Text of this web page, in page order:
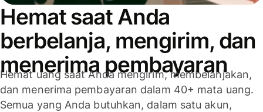
Hemat saat Anda
berbelanja, mengirim, dan
menerima pembayaran
Hemat uang saat Anda mengirim, membelanjakan,
dan menerima pembayaran dalam 40+ mata uang.
Semua yang Anda butuhkan, dalam satu akun,